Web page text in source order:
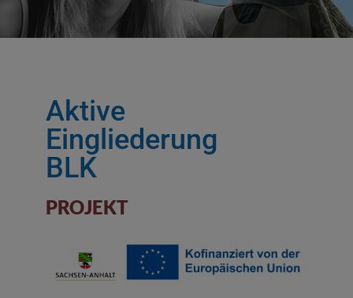
Aktive
Eingliederung
BLK ​
PROJEKT